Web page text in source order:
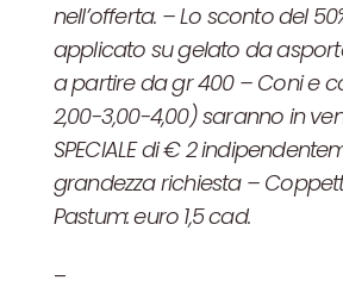
nell’offerta. – Lo sconto del
applicato su gelato da
a partire da gr 400 – Coni e
2,00-3,00-4,00) saranno in
SPECIALE di € 2
grandezza richiesta –
Pastum: euro 1,5 cad.
–